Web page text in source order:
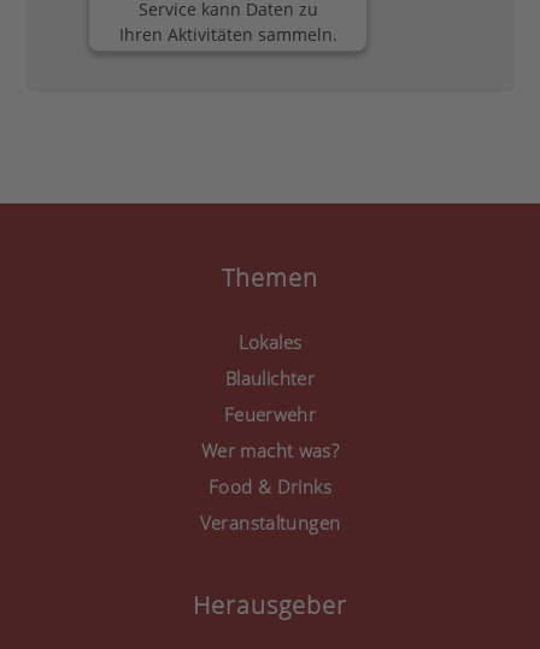
Service kann Daten zu
Ihren Aktivitäten sammeln.
Bitte lesen Sie die Details
Mehr Informationen
Akzeptieren
Consent Management
Themen
Lokales
Blaulichter
Feuerwehr
Wer macht was?
Food & Drinks
Veranstaltungen
Herausgeber